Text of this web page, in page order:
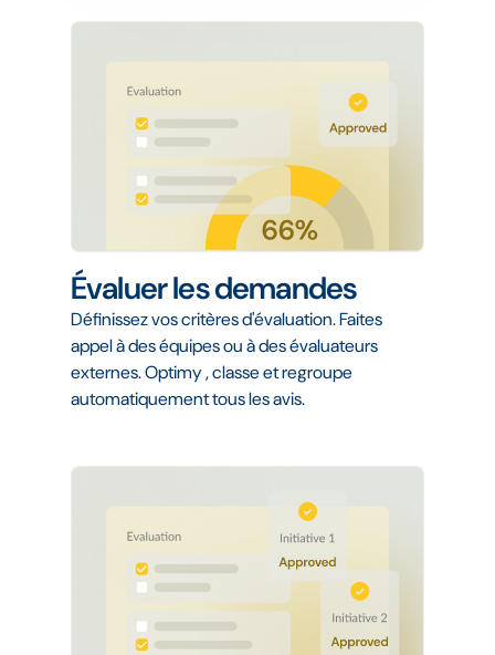
Évaluer les demandes
Définissez vos critères d'évaluation. Faites
appel à des équipes ou à des évaluateurs
externes. Optimy , classe et regroupe
automatiquement tous les avis.